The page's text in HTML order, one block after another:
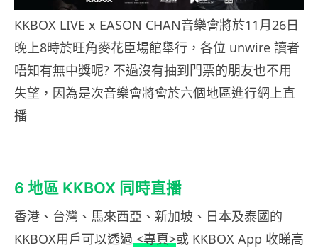
KKBOX LIVE x EASON CHAN音樂會將於11月26日
晚上8時於旺角麥花臣場館舉行，各位 unwire 讀者
唔知有無中獎呢? 不過沒有抽到門票的朋友也不用
失望，因為是次音樂會將會於六個地區進行網上直
播
6 地區 KKBOX 同時直播
香港、台灣、馬來西亞、新加坡、日本及泰國的
KKBOX用戶可以透過 <專頁>或 KKBOX App 收睇高